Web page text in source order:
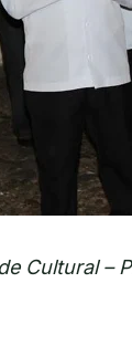
Cultural –